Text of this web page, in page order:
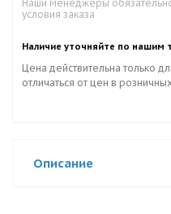
Наши менеджеры обязательно
условия заказа
Наличие уточняйте по нашим
Цена действительна только
отличаться от цен в
Описание